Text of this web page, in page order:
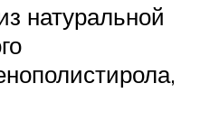
натуральной